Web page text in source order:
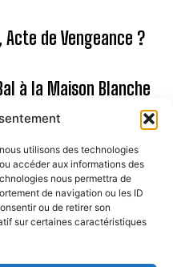
utilisons des technologies
accéder aux informations des
nous permettra de
de navigation ou les ID
ou de retirer son
sur certaines caractéristiques
Acte de Vengeance ?
à la Maison Blanche